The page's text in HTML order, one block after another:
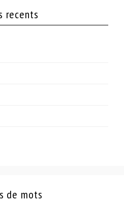
recents
de mots